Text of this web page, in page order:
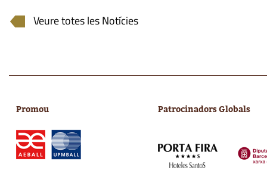
Veure totes les Notícies
Promou Patrocinadors Globals